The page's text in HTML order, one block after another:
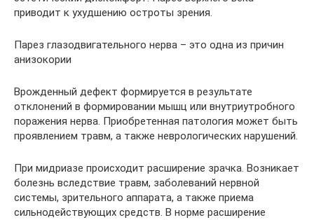
приводит к ухудшению остроты зрения.
Парез глазодвигательного нерва – это одна из причин
анизокории
Врожденный дефект формируется в результате
отклонений в формировании мышц или внутриутробного
поражения нерва. Приобретенная патология может быть
проявлением травм, а также неврологических нарушений.
При мидриазе происходит расширение зрачка. Возникает
болезнь вследствие травм, заболеваний нервной
системы, зрительного аппарата, а также приема
сильнодействующих средств. В норме расширение